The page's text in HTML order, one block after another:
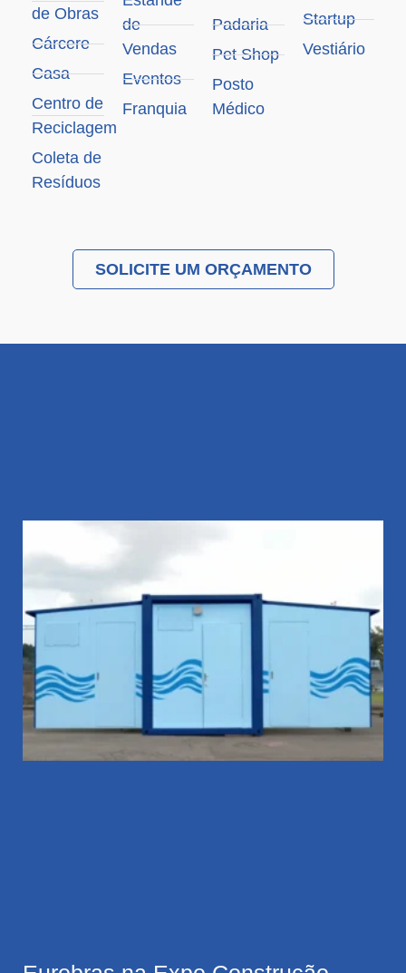
de Obras
Cárcere
Casa
Centro de
Reciclagem
Coleta de
Resíduos
de
Vendas
Eventos
Franquia
Padaria
Pet Shop
Posto
Médico
Startup
Vestiário
SOLICITE UM ORÇAMENTO